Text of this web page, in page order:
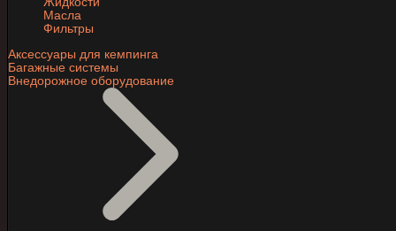
Масла
Фильтры
Аксессуары для кемпинга
Багажные системы
Внедорожное оборудование